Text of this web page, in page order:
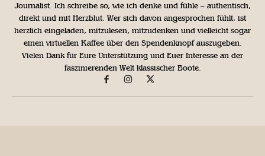
Journalist. Ich schreibe so, wie ich denke und fühle – authentisch,
direkt und mit Herzblut. Wer sich davon angesprochen fühlt, ist
herzlich eingeladen, mitzulesen, mitzudenken und vielleicht sogar
einen virtuellen Kaffee über den Spendenknopf auszugeben.
Vielen Dank für Eure Unterstützung und Euer Interesse an der
faszinierenden Welt klassischer Boote.